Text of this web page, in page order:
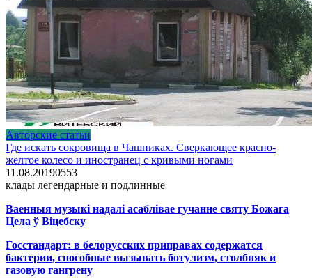
Авторские статьи
Где искать сокровища в Чашниках. Сверкающее красно-
желтое колесо и иностранец с кривыми ногами
11.08.20190553
клады легендарные и подлинные
Ваенныя музыкі надалі асаблівае гучанне святу Божага
Цела ў Віцебску
Госстандарт: в белорусских приправах содержатся
бактерии, способные вызывать ботулизм, столбняк и
газовую гангрену